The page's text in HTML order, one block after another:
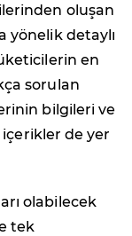
oluşan
yönelik detaylı
en
sorulan
bilgileri ve
de yer
olabilecek
tek